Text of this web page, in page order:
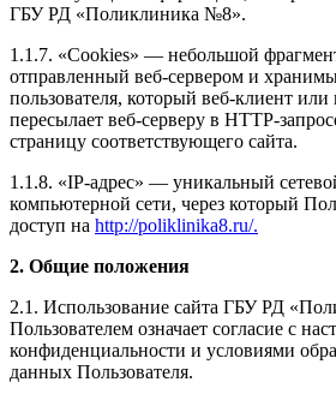
ГБУ РД «Поликлиника №8».
1.1.7. «Cookies» — небольшой
отправленный веб-сервером и
пользователя, который веб-клиент или
пересылает веб-серверу в HTTP-
страницу соответствующего сайта.
1.1.8. «IP-адрес» — уникальный
компьютерной сети, через который
доступ на http://poliklinika8.ru/.
2. Общие положения
2.1. Использование сайта ГБУ РД
Пользователем означает согласие с
конфиденциальности и условиями
данных Пользователя.